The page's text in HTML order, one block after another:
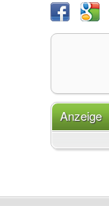
Anzeige